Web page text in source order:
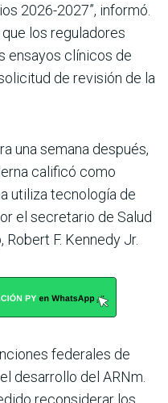
2026-2027”, informó.
los reguladores
ensayos clínicos de
de revisión de la
una semana después,
calificó como
utiliza tecnología de
el secretario de Salud
F. Kennedy Jr.
federales de
desarrollo del ARNm.
reconsiderar los